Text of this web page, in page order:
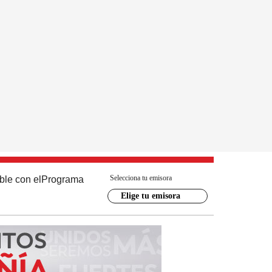
con el Programa Selecciona tu emisora
Elige tu emisora